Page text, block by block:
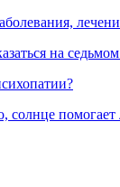
на
солнце помогает